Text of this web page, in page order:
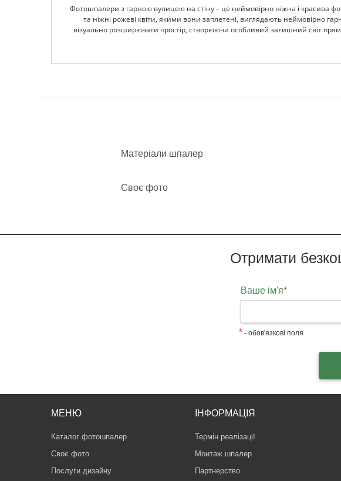
Фотошпалери з гарною вулицею на стіну – це неймовірно ніжна і красива
та ніжні рожеві квіти, якими вони заплетені, виглядають неймовірно
візуально розширювати простір, створюючи особливий затишний світ
шпалери варто розміщувати на тій стіні, яку не закривають меблі. Саме
що ви самі йдете по такій красивій вулиці, де вічне літо і краса. У
використовуються тільки безпечні матеріали, які не містять сполук,
Матеріали шпалер
Своє фото
Отримати
Ваше ім'я*
* - обов'язкові поля
МЕНЮ
Каталог фотошпалер
Своє фото
Послуги дизайну
ІНФОРМАЦІЯ
Термін реалізації
Монтаж шпалер
Партнерство